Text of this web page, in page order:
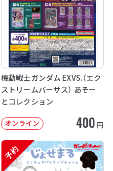
機動戦士ガンダム EXVS.（エク
ストリームバーサス） あそー
とコレクション
オンライン 400円
予約